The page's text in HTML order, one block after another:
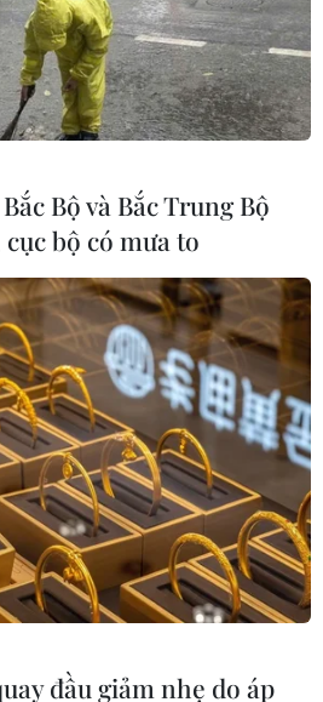
sẽ có thêm 441 giáo
ngành, liên ngành vừa gửi Hội
Nhà nước danh sách 441 ứng
tiêu chuẩn chức danh giáo
Bộ và Bắc Trung Bộ
bộ có mưa to
đầu giảm nhẹ do áp